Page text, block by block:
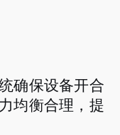
确保设备开合
均衡合理，提